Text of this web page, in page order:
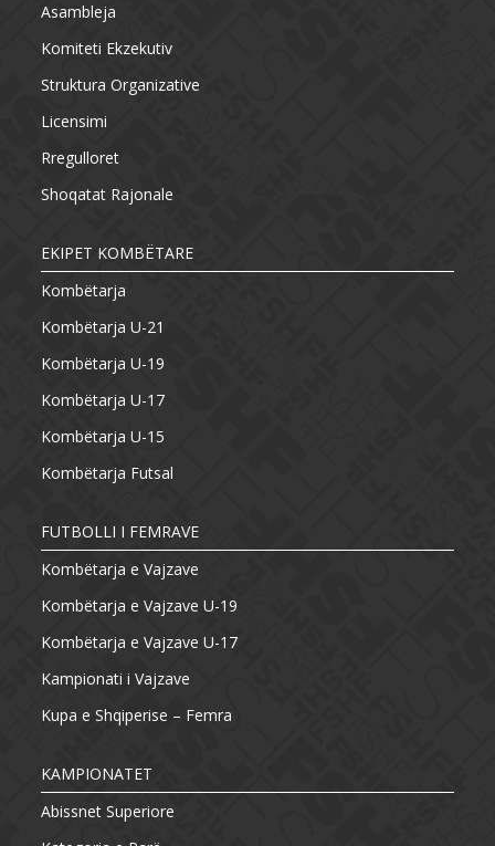
Asambleja
Komiteti Ekzekutiv
Struktura Organizative
Licensimi
Rregulloret
Shoqatat Rajonale
EKIPET KOMBËTARE
Kombëtarja
Kombëtarja U-21
Kombëtarja U-19
Kombëtarja U-17
Kombëtarja U-15
Kombëtarja Futsal
FUTBOLLI I FEMRAVE
Kombëtarja e Vajzave
Kombëtarja e Vajzave U-19
Kombëtarja e Vajzave U-17
Kampionati i Vajzave
Kupa e Shqiperise – Femra
KAMPIONATET
Abissnet Superiore